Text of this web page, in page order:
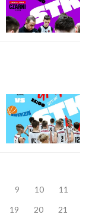
9 10
11
19 20
21